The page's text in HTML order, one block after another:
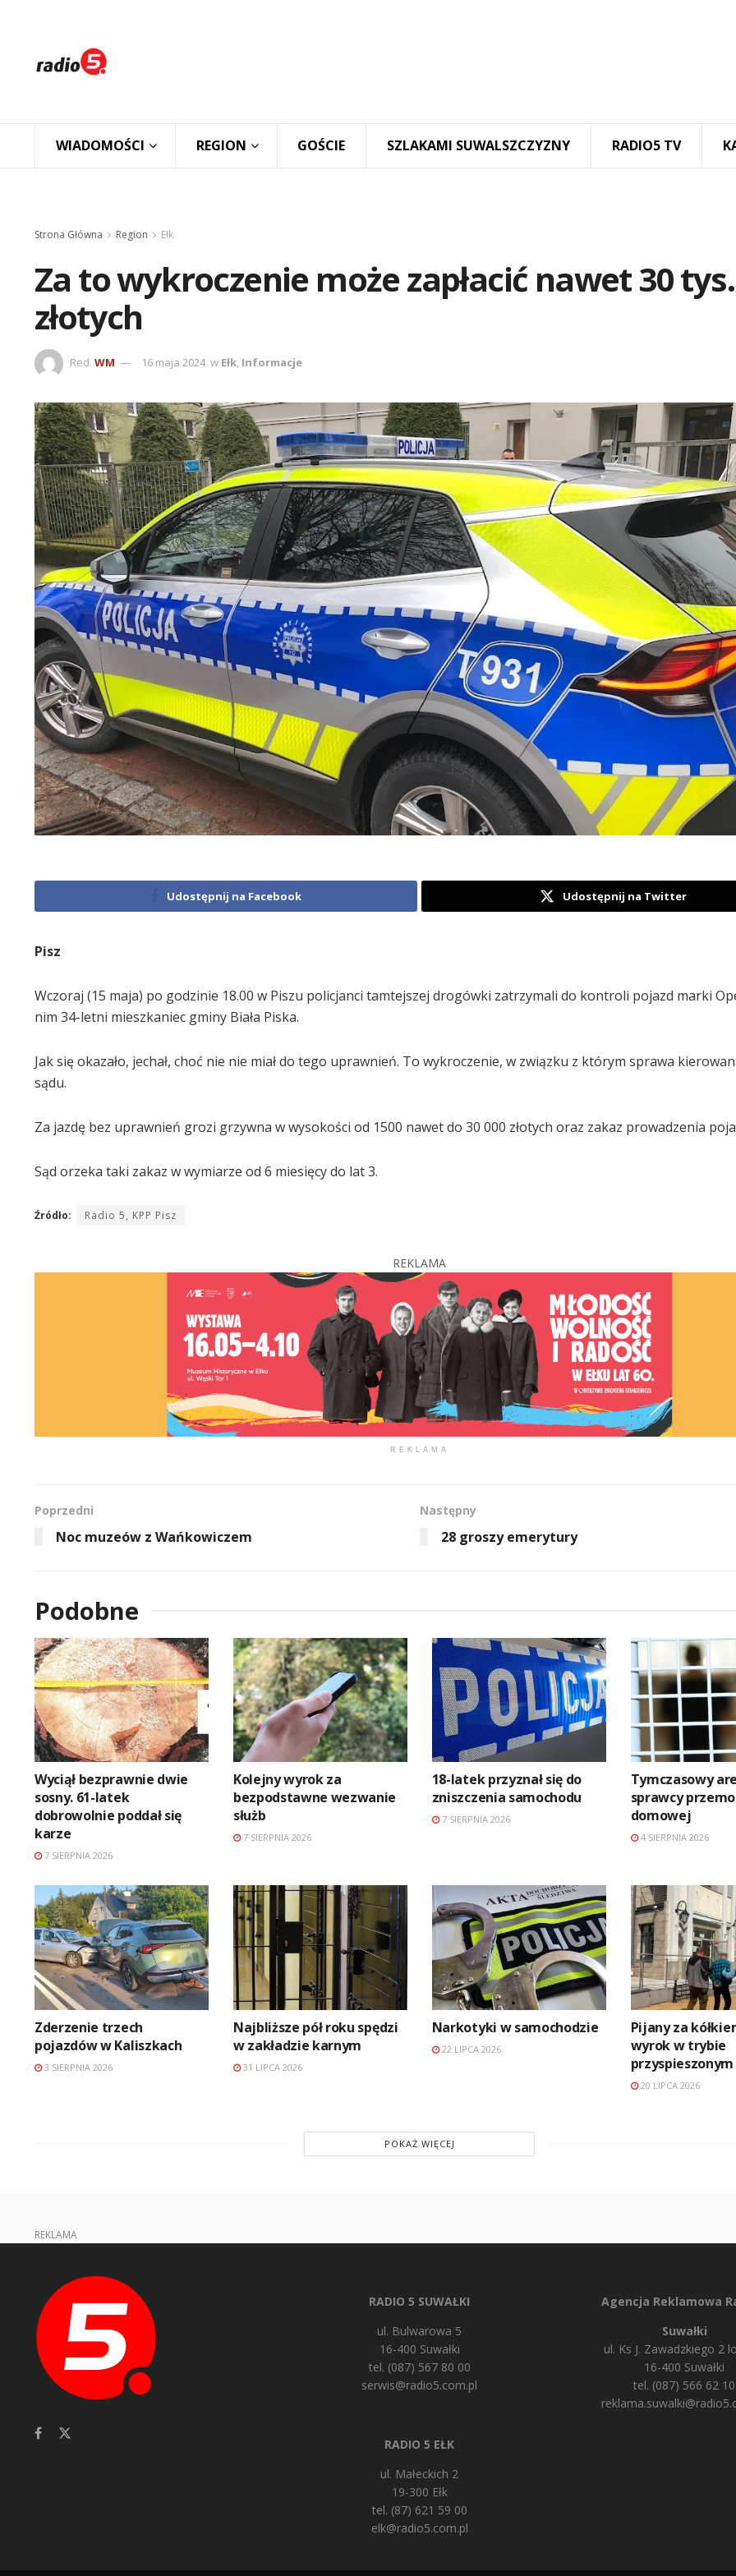
WIADOMOŚCI REGION GOŚCIE SZLAKAMI SUWALSZCZYZNY RADIO5 TV
Strona Główna Region Ełk
Za to wykroczenie może zapłacić nawet 30 tys.
złotych
Red. WM 16 maja 2024 w Ełk, Informacje
Udostępnij na Facebook Udostępnij na Twitter
Pisz
Wczoraj (15 maja) po godzinie 18.00 w Piszu policjanci tamtejszej drogówki zatrzymali do kontroli pojazd marki
nim 34-letni mieszkaniec gminy Biała Piska.
Jak się okazało, jechał, choć nie nie miał do tego uprawnień. To wykroczenie, w związku z którym sprawa
sądu.
Za jazdę bez uprawnień grozi grzywna w wysokości od 1500 nawet do 30 000 złotych oraz zakaz prowadzenia
Sąd orzeka taki zakaz w wymiarze od 6 miesięcy do lat 3.
Źródło: Radio 5, KPP Pisz
REKLAMA
REKLAMA
Poprzedni
Noc muzeów z Wańkowiczem
Następny
28 groszy emerytury
Podobne
Wyciął bezprawnie dwie
sosny. 61-latek
dobrowolnie poddał się
karze
7 SIERPNIA 2026
Kolejny wyrok za
bezpodstawne wezwanie
służb
7 SIERPNIA 2026
18-latek przyznał się do
zniszczenia samochodu
7 SIERPNIA 2026
Tymczasowy
sprawcy
domowej
4 SIERPNIA 2026
Zderzenie trzech
pojazdów w Kaliszkach
3 SIERPNIA 2026
Najbliższe pół roku spędzi
w zakładzie karnym
31 LIPCA 2026
Narkotyki w samochodzie
22 LIPCA 2026
Pijany za
wyrok w trybie
przyspieszonym
20 LIPCA 2026
POKAŻ WIĘCEJ
REKLAMA
RADIO 5 SUWAŁKI
ul. Bulwarowa 5
16-400 Suwałki
tel. (087) 567 80 00
serwis@radio5.com.pl
RADIO 5 EŁK
ul. Małeckich 2
19-300 Ełk
tel. (87) 621 59 00
elk@radio5.com.pl
Agencja Reklamowa
Suwałki
ul. Ks J. Zawadzkiego 2
16-400 Suwałki
tel. (087) 566 62 10